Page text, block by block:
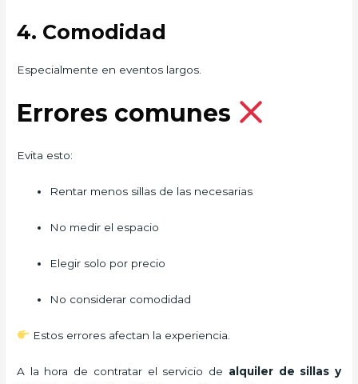
4. Comodidad
Especialmente en eventos largos.
Errores comunes
Evita esto:
Rentar menos sillas de las necesarias
No medir el espacio
Elegir solo por precio
No considerar comodidad
Estos errores afectan la experiencia.
A la hora de contratar el servicio de alquiler de sillas y